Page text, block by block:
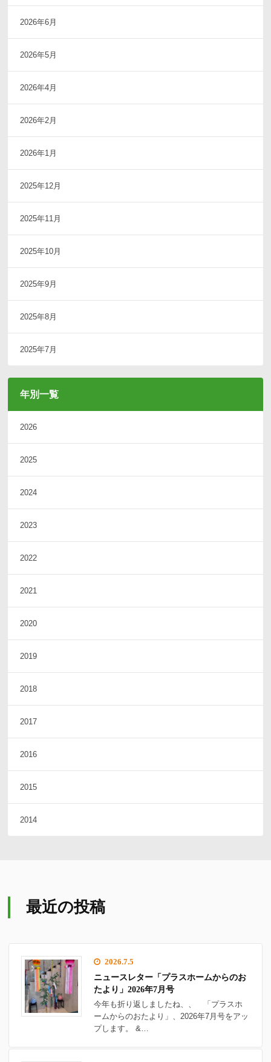
2026年6月
2026年5月
2026年4月
2026年2月
2026年1月
2025年12月
2025年11月
2025年10月
2025年9月
2025年8月
2025年7月
年別一覧
2026
2025
2024
2023
2022
2021
2020
2019
2018
2017
2016
2015
2014
最近の投稿
2026.7.5
ニュースレター「プラスホームからのお
たより」2026年7月号
今年も折り返しましたね、、 「プラスホ
ームからのおたより」、2026年7月号をアッ
プします。 &…